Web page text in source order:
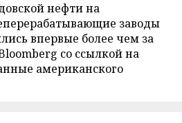
нефти на
заводы
впервые более чем за
со ссылкой на
американского